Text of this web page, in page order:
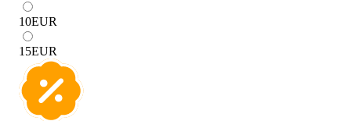
10EUR
15EUR